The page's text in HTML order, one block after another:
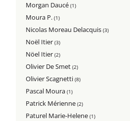
Morgan Daucé(1)
Moura P.(1)
Nicolas Moreau Delacquis(3)
Noël Itier(3)
Nöel Itier(2)
Olivier De Smet(2)
Olivier Scagnetti(8)
Pascal Moura(1)
Patrick Mérienne(2)
Paturel Marie-Helene(1)